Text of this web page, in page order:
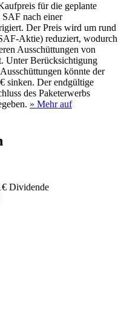
für die geplante
SAF nach einer
Der Preis wird um rund
reduziert, wodurch
Ausschüttungen von
Unter Berücksichtigung
könnte der
sinken. Der endgültige
des Paketerwerbs
» Mehr auf
€ Dividende